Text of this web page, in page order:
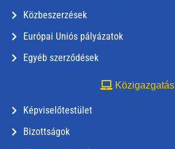
Közbeszerzések
Európai Uniós pályázatok
Egyéb szerződések
Közigazgatás
Képviselőtestület
Bizottságok